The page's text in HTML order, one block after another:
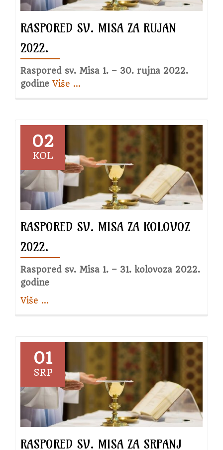
RASPORED SV. MISA ZA RUJAN
2022.
Raspored sv. Misa 1. – 30. rujna 2022.
godine Više about
2022.
…
02
KOL
RASPORED SV. MISA ZA KOLOVOZ
2022.
Raspored sv. Misa 1. – 31. kolovoza 2022.
godine
Više about
Misa
za
kolovoz
2022.
…
01
SRP
RASPORED SV. MISA ZA SRPANJ